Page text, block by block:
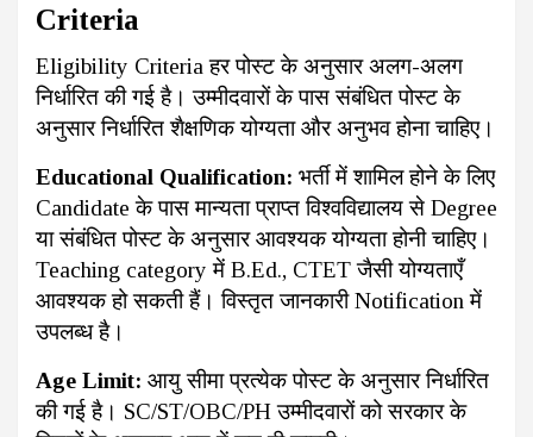
Criteria
Eligibility Criteria हर पोस्ट के अनुसार अलग-अलग
निर्धारित की गई है। उम्मीदवारों के पास संबंधित पोस्ट के
अनुसार निर्धारित शैक्षणिक योग्यता और अनुभव होना चाहिए।
Educational Qualification: भर्ती में शामिल होने के लिए
Candidate के पास मान्यता प्राप्त विश्वविद्यालय से Degree
या संबंधित पोस्ट के अनुसार आवश्यक योग्यता होनी चाहिए।
Teaching category में B.Ed., CTET जैसी योग्यताएँ
आवश्यक हो सकती हैं। विस्तृत जानकारी Notification में
उपलब्ध है।
Age Limit: आयु सीमा प्रत्येक पोस्ट के अनुसार निर्धारित
की गई है। SC/ST/OBC/PH उम्मीदवारों को सरकार के